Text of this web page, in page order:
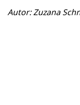
Autor: Zuzana